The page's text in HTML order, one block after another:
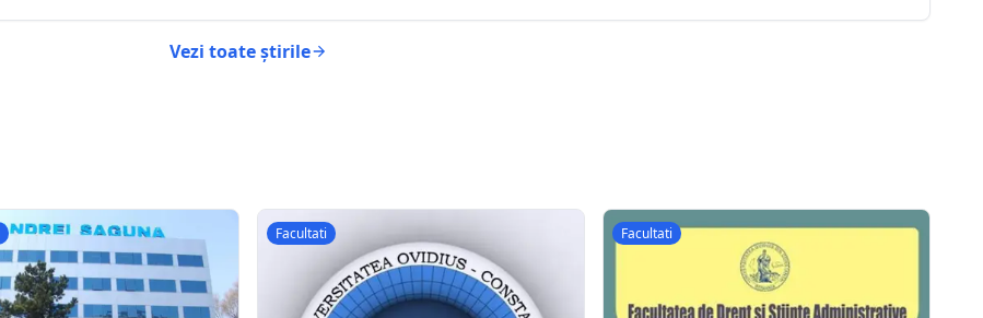
Vezi toate știrile
Facultati Facultati